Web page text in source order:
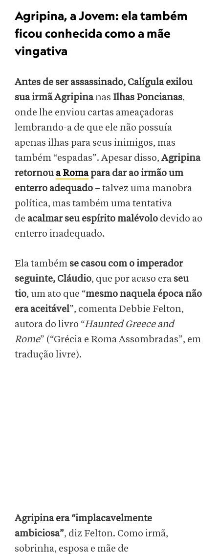
Agripina, a Jovem: ela também
ficou conhecida como a mãe
vingativa
Antes de ser assassinado, Calígula exilou
sua irmã Agripinanas Ilhas Poncianas,
onde lhe enviou cartas ameaçadoras
lembrando-a de que ele não possuía
apenas ilhas para seus inimigos, mas
também “espadas”. Apesar disso, Agripina
retornoua Romapara dar ao irmão um
enterro adequado – talvez uma manobra
política, mas também uma tentativa
de acalmar seu espírito malévolo devido ao
enterro inadequado.
Ela também se casou com o imperador
seguinte, Cláudio, que por acaso era seu
tio, um ato que “mesmo naquela época não
era aceitável”, comenta Debbie Felton,
autora do livro “Haunted Greece and
Rome” (“Grécia e Roma Assombradas”, em
tradução livre).
Agripina era “implacavelmente
ambiciosa”, diz Felton. Como irmã,
sobrinha, esposa e mãe de